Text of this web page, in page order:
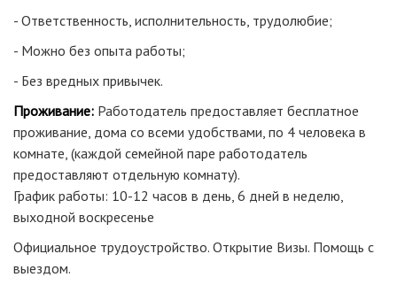
- Ответственность, исполнительность, трудолюбие;
- Можно без опыта работы;
- Без вредных привычек.
Проживание: Работодатель предоставляет бесплатное
проживание, дома со всеми удобствами, по 4 человека в
комнате, (каждой семейной паре работодатель
предоставляют отдельную комнату).
График работы: 10-12 часов в день, 6 дней в неделю,
выходной воскресенье
Официальное трудоустройство. Открытие Визы. Помощь с
выездом.